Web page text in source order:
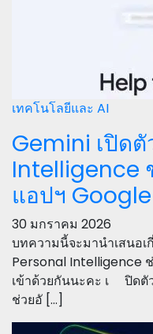
เทคโนโลยีและ AI
Gemini เปิด
Intelligence
แอปฯ
30 มกราคม 2026
บทความนี้จะมานำเสนอเ
Personal Intelligence
เข้าด้วยกันนะคะ เ ปิดตั
ช่วยอั […]